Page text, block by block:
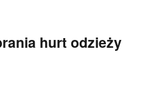
hurt odzieży